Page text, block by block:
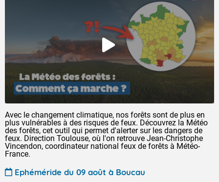
Avec le changement climatique, nos forêts sont de plus en
plus vulnérables à des risques de feux. Découvrez la Météo
des forêts, cet outil qui permet d'alerter sur les dangers de
feux. Direction Toulouse, où l'on retrouve Jean-Christophe
Vincendon, coordinateur national feux de forêts à Météo-
France.
Ephéméride du 09 août à Boucau